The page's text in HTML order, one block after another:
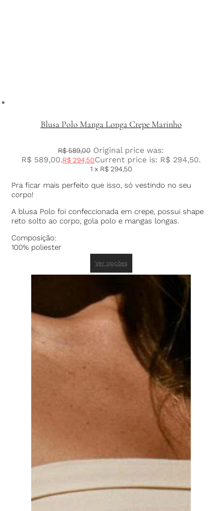
Blusa Polo Manga Longa Crepe Marinho
R$589,00 Original price was:
R$ 589,00.R$ 294,50Current price is: R$ 294,50.
1 x R$294,50
Pra ficar mais perfeito que isso, só vestindo no seu
corpo!
A blusa Polo foi confeccionada em crepe, possui shape
reto solto ao corpo, gola polo e mangas longas.
Composição:
100% poliester
Ver opções